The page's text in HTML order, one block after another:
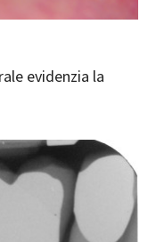
evidenzia la